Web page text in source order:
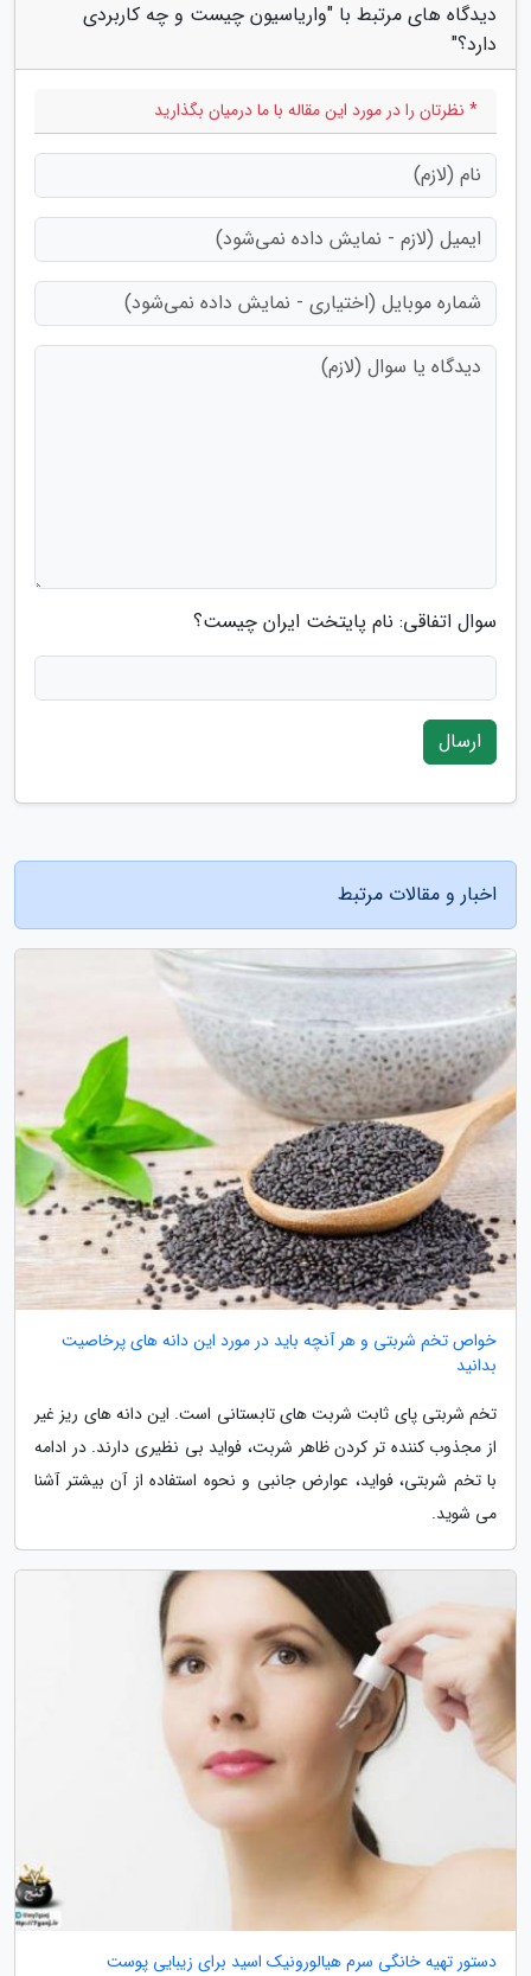
دیدگاه های مرتبط با "واریاسیون چیست و چه کاربردی
دارد؟"
* نظرتان را در مورد این مقاله با ما درمیان بگذارید
سوال اتفاقی: نام پایتخت ایران چیست؟
ارسال
اخبار و مقالات مرتبط
خواص تخم شربتی و هر آنچه باید در مورد این دانه های پرخاصیت
بدانید
تخم شربتی پای ثابت شربت های تابستانی است. این دانه های ریز غیر
از مجذوب کننده تر کردن ظاهر شربت، فواید بی نظیری دارند. در ادامه
با تخم شربتی، فواید، عوارض جانبی و نحوه استفاده از آن بیشتر آشنا
می شوید.
دستور تهیه خانگی سرم هیالورونیک اسید برای زیبایی پوست